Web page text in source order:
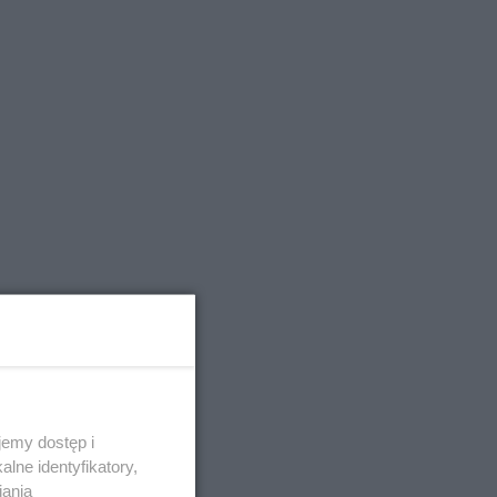
dostęp i
identyfikatory,